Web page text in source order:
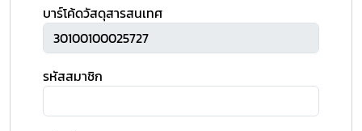
บาร์โค้ดวัสดุสารสนเทศ
รหัสสมาชิก